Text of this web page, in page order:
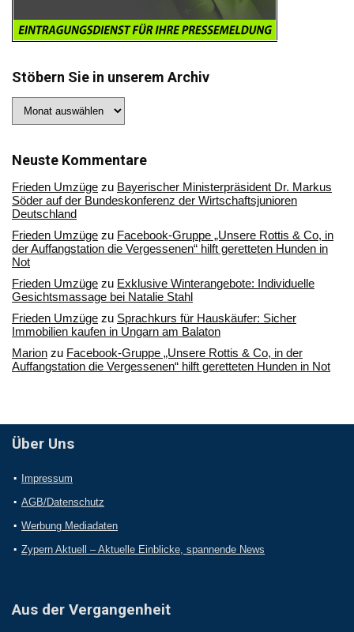
Stöbern Sie in unserem Archiv
Sie
Archiv
Neuste Kommentare
Frieden Umzüge zu Bayerischer Ministerpräsident Dr. Markus
Söder auf der Bundeskonferenz der Wirtschaftsjunioren
Deutschland
Frieden Umzüge zu Facebook-Gruppe „Unsere Rottis & Co, in
der Auffangstation die Vergessenen“ hilft geretteten Hunden in
Not
Frieden Umzüge zu Exklusive Winterangebote: Individuelle
Gesichtsmassage bei Natalie Stahl
Frieden Umzüge zu Sprachkurs für Hauskäufer: Sicher
Immobilien kaufen in Ungarn am Balaton
Marion zu Facebook-Gruppe „Unsere Rottis & Co, in der
Auffangstation die Vergessenen“ hilft geretteten Hunden in Not
Über Uns
Impressum
AGB/Datenschutz
Werbung Mediadaten
Zypern Aktuell – Aktuelle Einblicke, spannende News
Aus der Vergangenheit